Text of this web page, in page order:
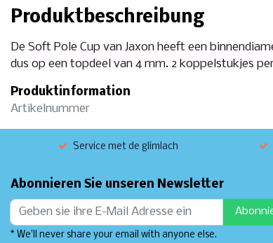
Produktbeschreibung
De Soft Pole Cup van Jaxon heeft een
dus op een topdeel van 4 mm. 2 koppelstukjes
Produktinformation
Artikelnummer
Service met de glimlach
Abonnieren Sie unseren Newsletter
* We'll never share your email with anyone else.